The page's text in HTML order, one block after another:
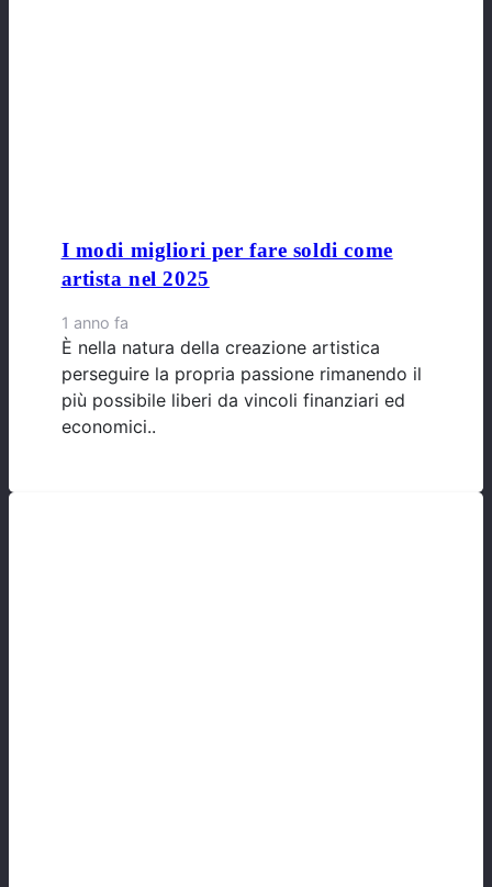
I modi migliori per fare soldi come
artista nel 2025
1 anno fa
È nella natura della creazione artistica
perseguire la propria passione rimanendo il
più possibile liberi da vincoli finanziari ed
economici..